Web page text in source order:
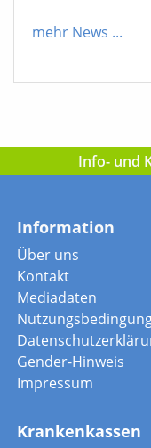
mehr News ...
Info- und
Information
Über uns
Kontakt
Mediadaten
Gender-Hinweis
Impressum
Krankenkassen